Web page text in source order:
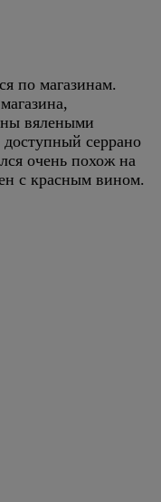
по магазинам.
вялеными
серрано
очень похож на
с красным вином.